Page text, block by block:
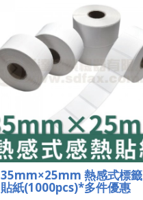
35mm×25mm 熱感式標籤
貼紙(1000pcs)*多件優惠